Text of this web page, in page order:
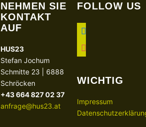
NEHMEN SIE
KONTAKT
AUF
HUS23
Stefan Jochum
Schmitte 23 | 6888
Schröcken
+43 664 827 02 37
anfrage@hus23.at
FOLLOW US
facebook
instagram
WICHTIG
Impressum